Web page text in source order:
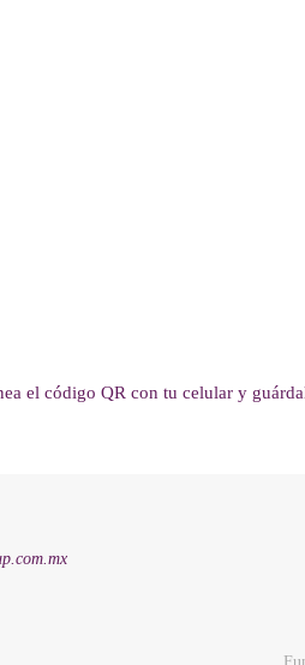
el código QR con tu celular y